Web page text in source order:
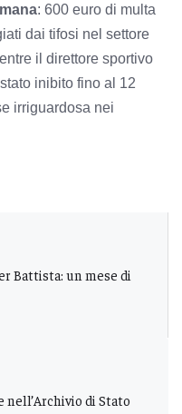
: 600 euro di multa
dai tifosi nel settore
il direttore sportivo
inibito fino al 12
irriguardosa nei
Battista: un mese di
nell’Archivio di Stato